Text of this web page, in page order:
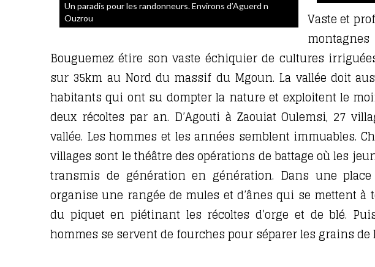
Un paradis pour les randonneurs. Environs d’Aguerd n
Ouzrou
Vaste et
Bouguemez étire son vaste échiquier de cultures
sur 35km au Nord du massif du Mgoun. La vallée doit
habitants qui ont su dompter la nature et exploitent le
deux récoltes par an. D’Agouti à Zaouiat Oulemsi, 27
vallée. Les hommes et les années semblent immuables.
villages sont le théâtre des opérations de battage où les
transmis de génération en génération. Dans une
organise une rangée de mules et d’ânes qui se mettent
du piquet en piétinant les récoltes d’orge et de blé.
hommes se servent de fourches pour séparer les grains de